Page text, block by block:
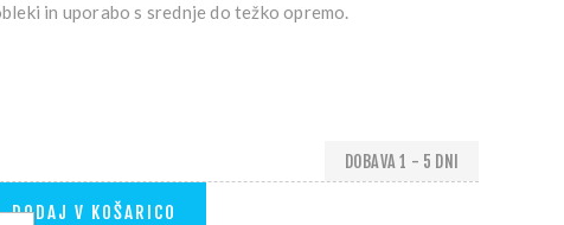
in uporabo s srednje do težko opremo.
DOBAVA 1 - 5 DNI
DODAJ V KOŠARICO